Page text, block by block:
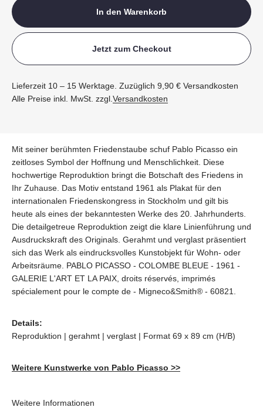
In den Warenkorb
Jetzt zum Checkout
Lieferzeit 10 – 15 Werktage. Zuzüglich 9,90 € Versandkosten
Alle Preise inkl. MwSt. zzgl.Versandkosten
Mit seiner berühmten Friedenstaube schuf Pablo Picasso ein
zeitloses Symbol der Hoffnung und Menschlichkeit. Diese
hochwertige Reproduktion bringt die Botschaft des Friedens in
Ihr Zuhause. Das Motiv entstand 1961 als Plakat für den
internationalen Friedenskongress in Stockholm und gilt bis
heute als eines der bekanntesten Werke des 20. Jahrhunderts.
Die detailgetreue Reproduktion zeigt die klare Linienführung und
Ausdruckskraft des Originals. Gerahmt und verglast präsentiert
sich das Werk als eindrucksvolles Kunstobjekt für Wohn- oder
Arbeitsräume. PABLO PICASSO - COLOMBE BLEUE - 1961 -
GALERIE L'ART ET LA PAIX, droits réservés, imprimés
spécialement pour le compte de - Migneco&Smith® - 60821.
Details:
Reproduktion | gerahmt | verglast | Format 69 x 89 cm (H/B)
Weitere Kunstwerke von Pablo Picasso >>
Weitere Informationen